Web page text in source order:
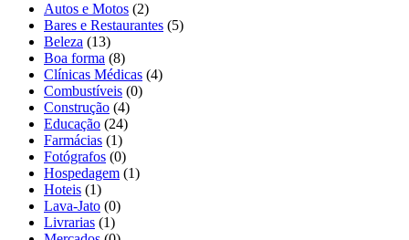
Autos e Motos (2)
Bares e Restaurantes (5)
Beleza (13)
Boa forma (8)
Clínicas Médicas (4)
Combustíveis (0)
Construção (4)
Educação (24)
Farmácias (1)
Fotógrafos (0)
Hospedagem (1)
Hoteis (1)
Lava-Jato (0)
Livrarias (1)